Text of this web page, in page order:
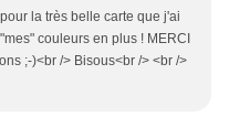
la très belle carte que j'ai
couleurs en plus ! MERCI
;-)<br /> Bisous<br /> <br />